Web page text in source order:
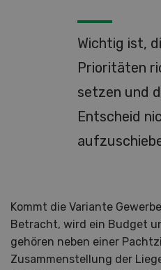
Wichtig ist,
Prioritäten
setzen und
Entscheid
Kommt die Variante
Betracht, wird ein Budget
gehören neben einer
Zusammenstellung der